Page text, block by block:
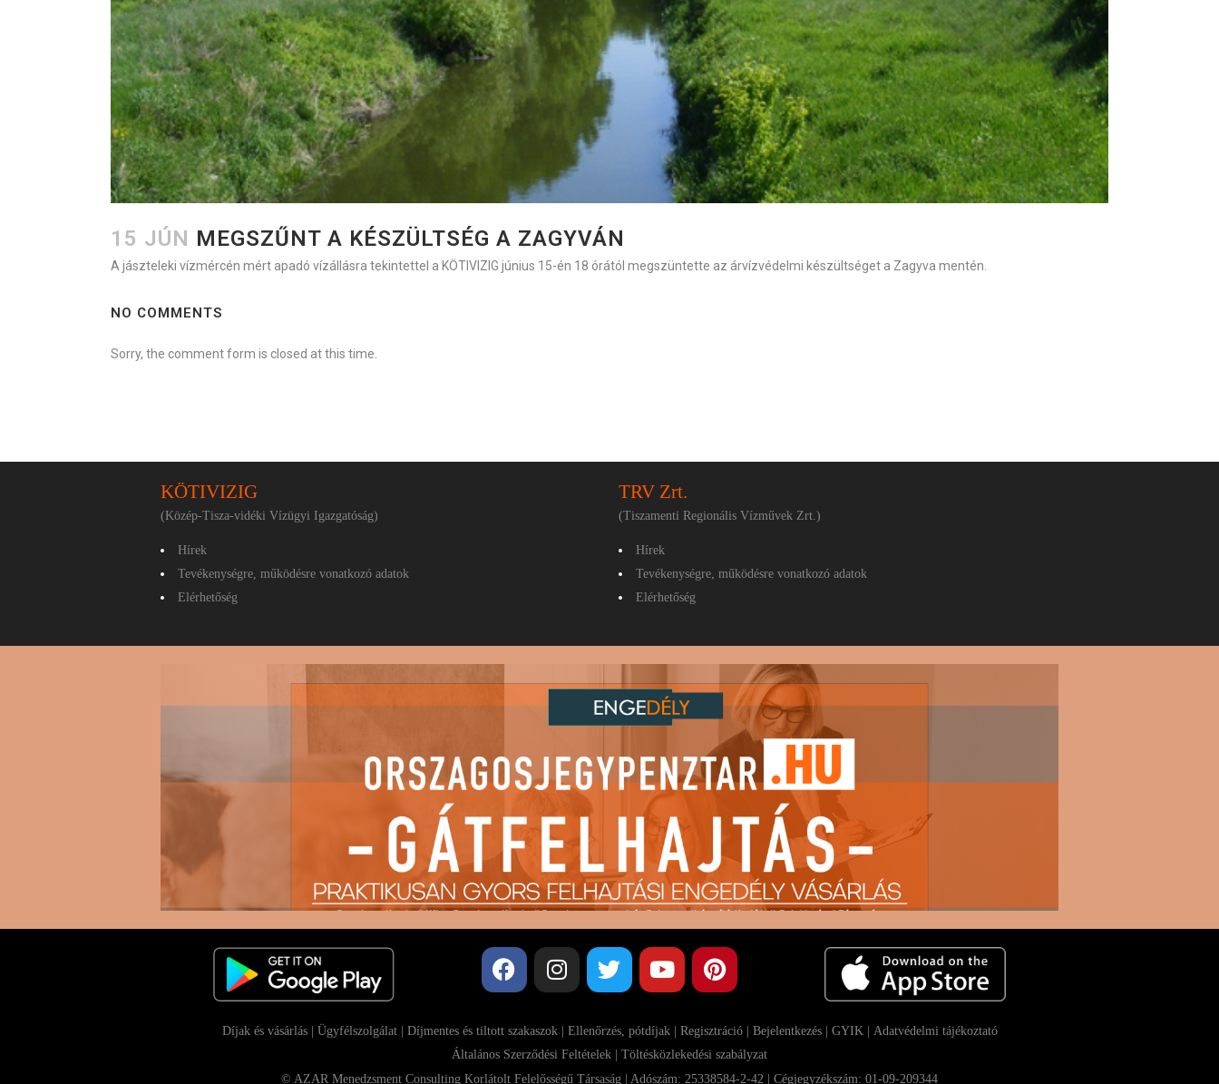
15 JÚN MEGSZŰNT A KÉSZÜLTSÉG A ZAGYVÁN
A jászteleki vízmércén mért apadó vízállásra tekintettel a KÖTIVIZIG június 15-én 18 órától megszüntette az árvízvédelmi készültséget a Zagyva mentén.
NO COMMENTS
Sorry, the comment form is closed at this time.
KÖTIVIZIG
(Közép-Tisza-vidéki Vízügyi Igazgatóság)
TRV Zrt.
(Tiszamenti Regionális Vízművek Zrt.)
Hírek
Tevékenységre, működésre vonatkozó adatok
Elérhetőség
Hírek
Tevékenységre, működésre vonatkozó adatok
Elérhetőség
Díjak és vásárlás| Ügyfélszolgálat| Díjmentes és tiltott szakaszok| Ellenőrzés, pótdíjak| Regisztráció| Bejelentkezés| GYIK | Adatvédelmi tájékoztató
Általános Szerződési Feltételek | Töltésközlekedési szabályzat
© AZAR Menedzsment Consulting Korlátolt Felelősségű Társaság | Adószám: 25338584-2-42 | Cégjegyzékszám: 01-09-209344